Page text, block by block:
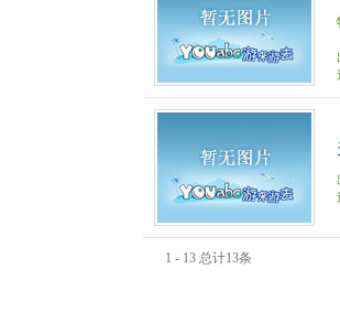
1 - 13 总计13条